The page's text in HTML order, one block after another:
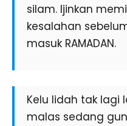
silam. Ijinkan
kesalahan
masuk RAMADAN.
Kelu lidah tak lagi
malas sedang